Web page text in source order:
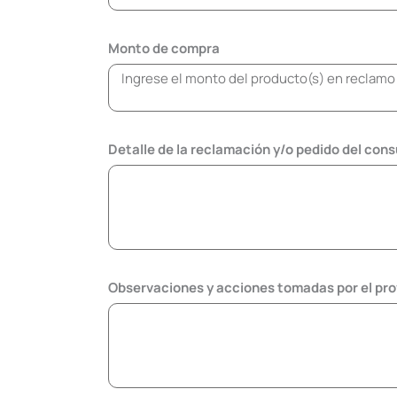
Monto de compra
Detalle de la reclamación y/o pedido del
Observaciones y acciones tomadas por el